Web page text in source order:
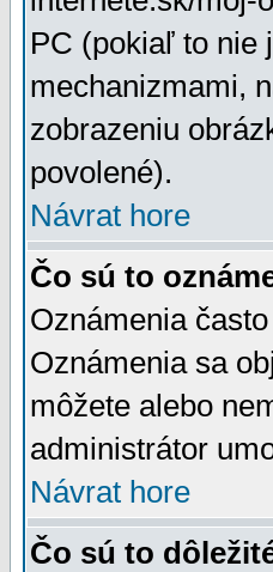
PC (pokiaľ to nie
mechanizmami,
zobrazeniu
povolené).
Návrat hore
Čo sú to
Oznámenia
Oznámenia sa
môžete alebo
administrátor
Návrat hore
Čo sú to